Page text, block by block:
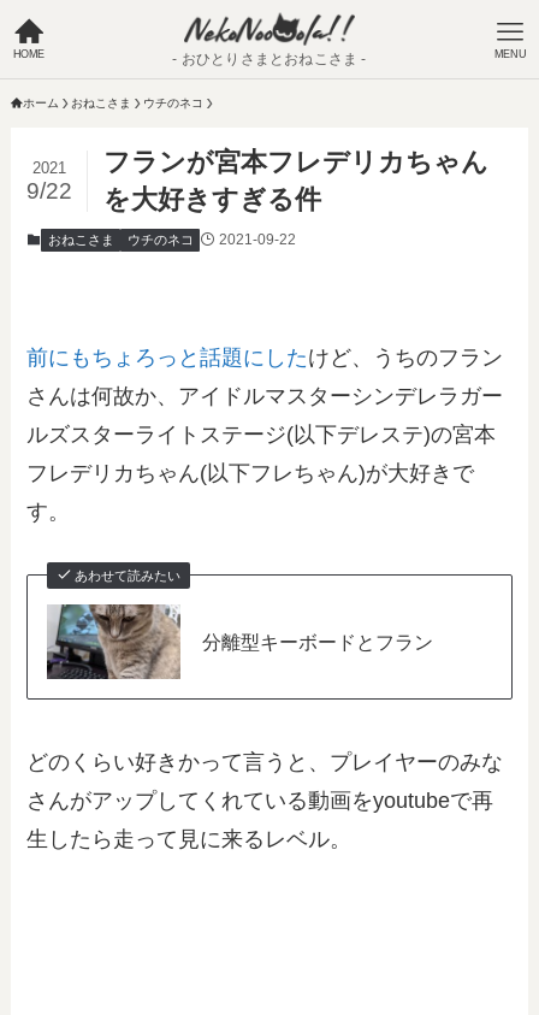
- おひとりさまとおねこさま -
HOME MENU
ホーム おねこさま ウチのネコ
フランが宮本フレデリカちゃん
を大好きすぎる件
2021
9/22
おねこさま ウチのネコ 2021-09-22
前にもちょろっと話題にしたけど、うちのフラン
さんは何故か、アイドルマスターシンデレラガー
ルズスターライトステージ(以下デレステ)の宮本
フレデリカちゃん(以下フレちゃん)が大好きで
す。
あわせて読みたい
分離型キーボードとフラン
どのくらい好きかって言うと、プレイヤーのみな
さんがアップしてくれている動画をyoutubeで再
生したら走って見に来るレベル。